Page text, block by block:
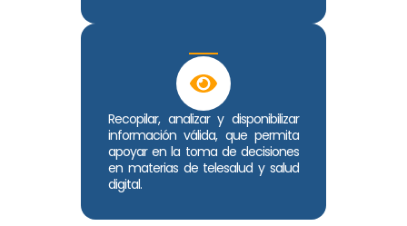
Recopilar, analizar y disponibilizar
información válida, que permita
apoyar en la toma de decisiones
en materias de telesalud y salud
digital.